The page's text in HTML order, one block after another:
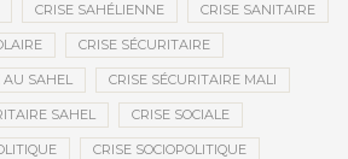
CRISE SAHÉLIENNE CRISE SANITAIRE
CRISE SÉCURITAIRE
AU SAHEL CRISE SÉCURITAIRE MALI
SAHEL CRISE SOCIALE
CRISE SOCIOPOLITIQUE